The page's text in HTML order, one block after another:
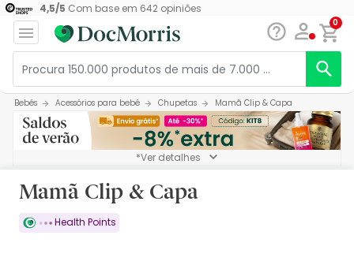
4,5/5 Com base em 642opiniões
0
Bebés Acessórios para bebé Chupetas Mamã Clip & Capa
*Ver detalhes
Mamã Clip & Capa
Health Points